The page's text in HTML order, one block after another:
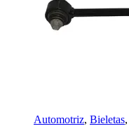
Automotriz, Bieletas,